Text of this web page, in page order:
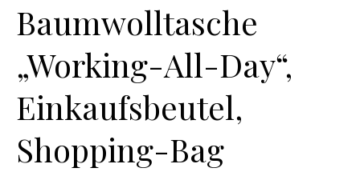
Baumwolltasche
„Working-All-Day“,
Einkaufsbeutel,
Shopping-Bag